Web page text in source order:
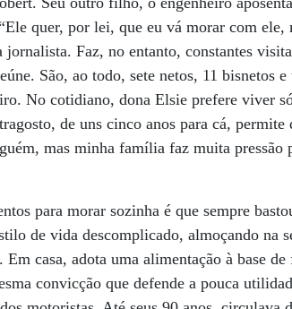
quer, por lei, que eu vá morar com ele,
jornalista. Faz, no entanto, constantes
São, ao todo, sete netos, 11 bisnetos
No cotidiano, dona Elsie prefere viver
de uns cinco anos para cá, permite
mas minha família faz muita
para morar sozinha é que sempre
de vida descomplicado, almoçando na
Em casa, adota uma alimentação à base
convicção que defende a pouca